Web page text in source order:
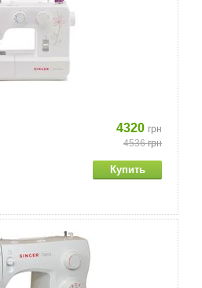
4320 грн
4536грн